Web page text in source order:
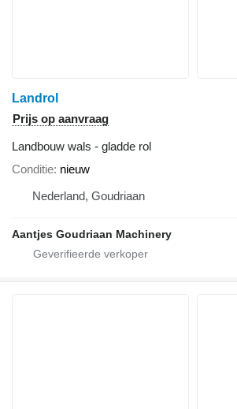
Landrol
Prijs op aanvraag
Landbouw wals - gladde rol
Conditie nieuw
Nederland, Goudriaan
Aantjes Goudriaan Machinery